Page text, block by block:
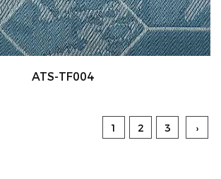
ATS-TF004
1 2 3 ›